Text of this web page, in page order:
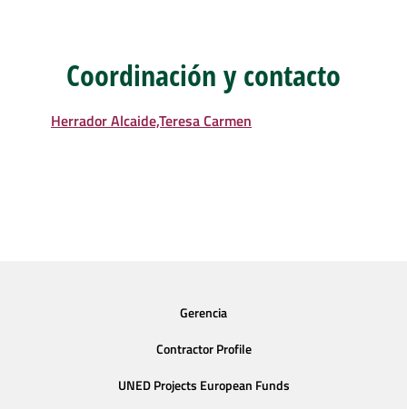
Coordinación y contacto
Herrador Alcaide,Teresa Carmen
Gerencia
Contractor Profile
UNED Projects European Funds